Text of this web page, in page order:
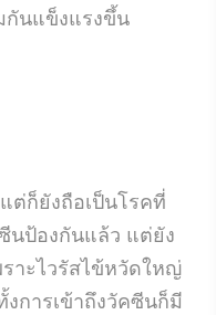
กันแข็งแรงขึ้น
ต่ก็ยังถือเป็นโรคที่
นป้องกันแล้ว แต่ยัง
าะไวรัสไข้หวัดใหญ่
การเข้าถึงวัคซีนก็มี